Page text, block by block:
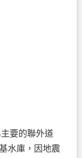
要的聯外道
水庫，因地震